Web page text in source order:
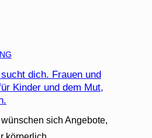
dich. Frauen und
Kinder und dem Mut,
wünschen sich Angebote,